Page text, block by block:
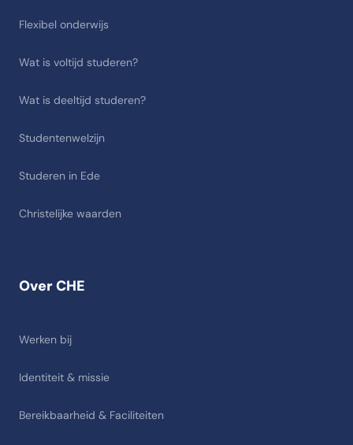
Over CHE
Werken bij
Identiteit & missie
Bereikbaarheid & Faciliteiten
Flexibel onderwijs
Wat is voltijd studeren?
Wat is deeltijd studeren?
Studentenwelzijn
Studeren in Ede
Christelijke waarden